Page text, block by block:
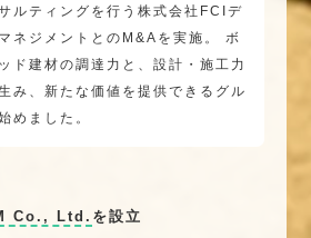
ルティングを行う株式会社FCIデ
ネジメントとのM&Aを実施。 ボ
ド建材の調達力と、設計・施工力
み、新たな価値を提供できるグル
めました。
Co., Ltd. を設立